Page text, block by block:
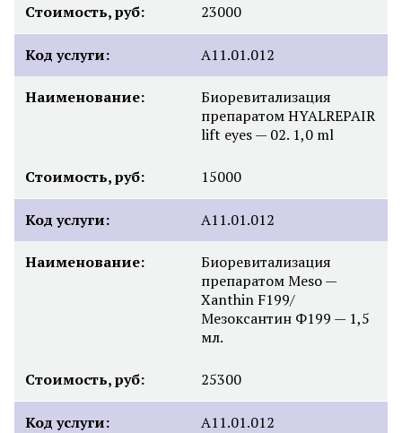
Стоимость, руб: 23000
Код услуги: A11.01.012
Наименование:
Биоревитализация
препаратом HYALREPAIR
lift eyes — 02. 1,0 ml
Стоимость, руб: 15000
Код услуги: A11.01.012
Наименование:
Биоревитализация
препаратом Meso —
Xanthin F199/
Мезоксантин Ф199 — 1,5
мл.
Стоимость, руб: 25300
Код услуги: A11.01.012